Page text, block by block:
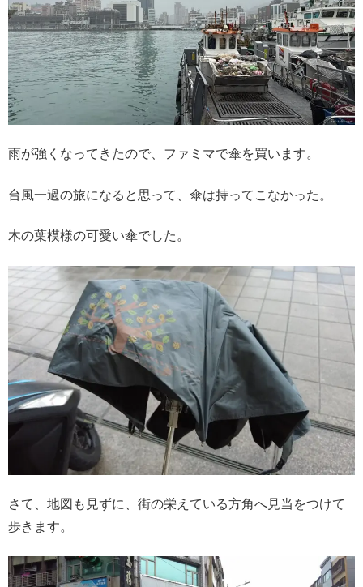
雨が強くなってきたので、ファミマで傘を買います。
台風一過の旅になると思って、傘は持ってこなかった。
木の葉模様の可愛い傘でした。
さて、地図も見ずに、街の栄えている方角へ見当をつけて
歩きます。